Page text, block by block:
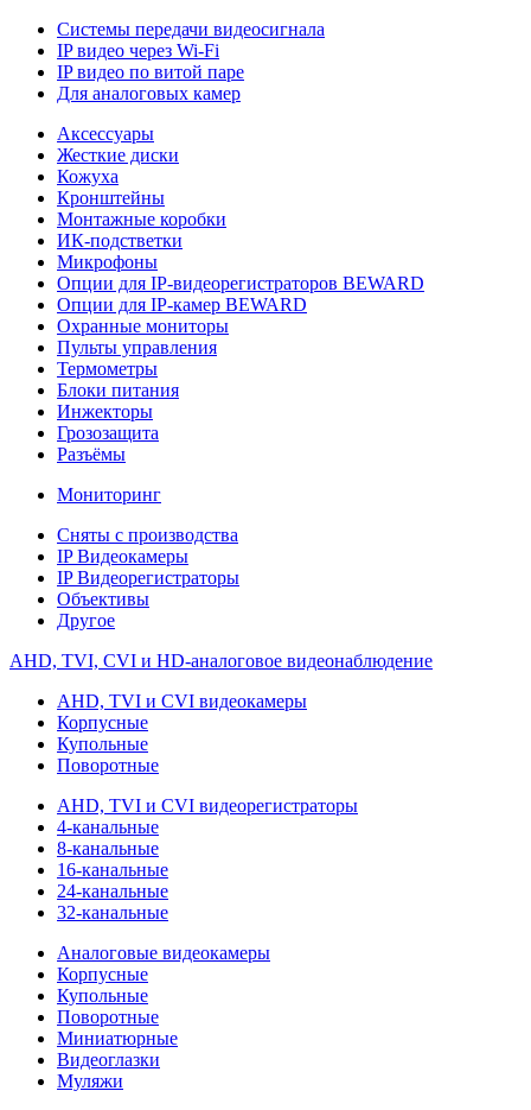
Системы передачи видеосигнала
IP видео через Wi-Fi
IP видео по витой паре
Для аналоговых камер
Аксессуары
Жесткие диски
Кожуха
Кронштейны
Монтажные коробки
ИК-подстветки
Микрофоны
Опции для IP-видеорегистраторов BEWARD
Опции для IP-камер BEWARD
Охранные мониторы
Пульты управления
Термометры
Блоки питания
Инжекторы
Грозозащита
Разъёмы
Мониторинг
Сняты с производства
IP Видеокамеры
IP Видеорегистраторы
Объективы
Другое
AHD, TVI, CVI и HD-аналоговое видеонаблюдение
AHD, TVI и CVI видеокамеры
Корпусные
Купольные
Поворотные
AHD, TVI и CVI видеорегистраторы
4-канальные
8-канальные
16-канальные
24-канальные
32-канальные
Аналоговые видеокамеры
Корпусные
Купольные
Поворотные
Миниатюрные
Видеоглазки
Муляжи